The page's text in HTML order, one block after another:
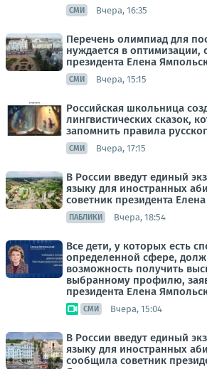
СМИ Вчера, 16:35
Перечень олимпиад для
нуждается в оптимизации,
президента Елена
СМИ Вчера, 15:15
Российская школьница
лингвистических сказок,
запомнить правила
СМИ Вчера, 17:15
В России введут единый
языку для иностранных
советник президента
ПАБЛИКИ Вчера, 18:54
Все дети, у которых есть
определенной сфере,
возможность получить
выбранному профилю,
президента Елена
СМИ Вчера, 15:04
В России введут единый
языку для иностранных
сообщила советник